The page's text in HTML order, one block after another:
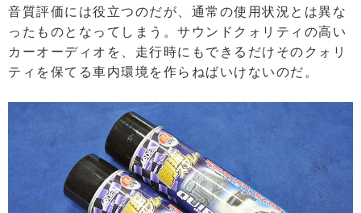
音質評価には役立つのだが、通常の使用状況とは異な
ったものとなってしまう。サウンドクォリティの高い
カーオーディオを、走行時にもできるだけそのクォリ
ティを保てる車内環境を作らねばいけないのだ。